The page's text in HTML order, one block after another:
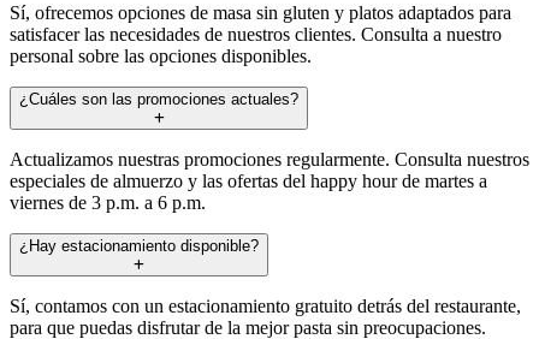
Sí, ofrecemos opciones de masa sin gluten y platos adaptados para
satisfacer las necesidades de nuestros clientes. Consulta a nuestro
personal sobre las opciones disponibles.
¿Cuáles son las promociones actuales?
Actualizamos nuestras promociones regularmente. Consulta nuestros
especiales de almuerzo y las ofertas del happy hour de martes a
viernes de 3 p.m. a 6 p.m.
¿Hay estacionamiento disponible?
Sí, contamos con un estacionamiento gratuito detrás del restaurante,
para que puedas disfrutar de la mejor pasta sin preocupaciones.